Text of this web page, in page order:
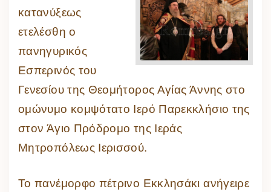
κατανύξεως
ετελέσθη ο
πανηγυρικός
Εσπερινός του
Γενεσίου της Θεομήτορος Αγίας Άννης στο
ομώνυμο κομψότατο Ιερό Παρεκκλήσιο της
στον Άγιο Πρόδρομο της Ιεράς
Μητροπόλεως Ιερισσού.
Το πανέμορφο πέτρινο Εκκλησάκι ανήγειρε